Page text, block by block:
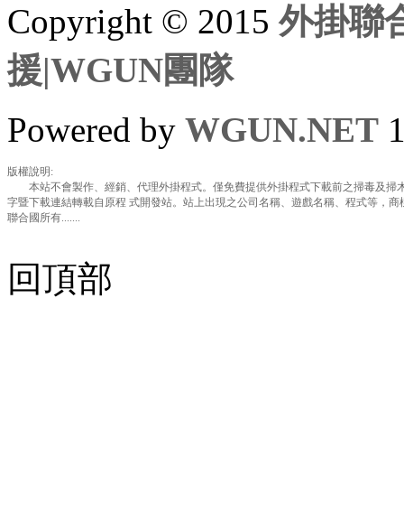
Copyright © 2015外掛聯
援|WGUN團隊
Powered by WGUN.NET
版權說明:
本站不會製作、經銷、代理外掛程式。僅免費提供外掛程式下載前之掃毒及掃
字暨下載連結轉載自原程 式開發站。站上出現之公司名稱、遊戲名稱、程式等，
聯合國所有.......
回頂部